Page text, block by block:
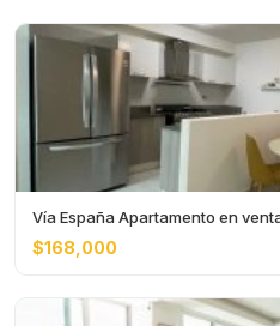
Vía España Apartamento en
$168,000